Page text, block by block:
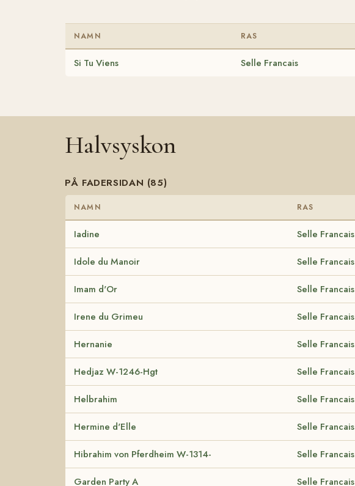
NAMN RAS
Si Tu Viens Selle Francais
Halvsyskon
PÅ FADERSIDAN (85)
NAMN RAS
Iadine Selle Francais
Idole du Manoir Selle Francais
Imam d'Or Selle Francais
Irene du Grimeu Selle Francais
Hernanie Selle Francais
Hedjaz W-1246-Hgt Selle Francais
Helbrahim Selle Francais
Hermine d'Elle Selle Francais
Hibrahim von Pferdheim W-1314- Selle Francais
Garden Party A Selle Francais